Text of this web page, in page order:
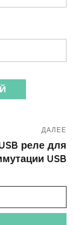
ДАЛЕЕ
реле для
USB